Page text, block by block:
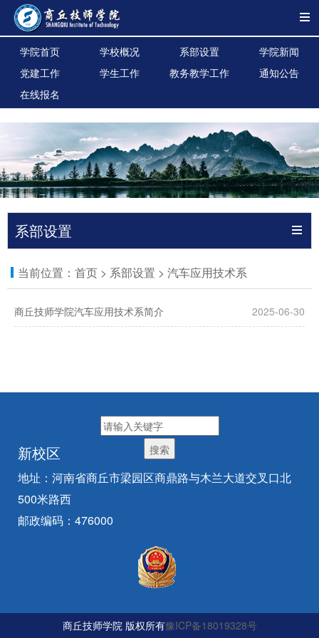
学院首页 学校概况 系部设置
学院新闻
党建工作
学生工作 教务教学工作
通知公告
在线报名
系部设置
当前位置： 首页 > 系部设置 > 汽车应用技术系
商丘技师学院汽车应用技术系简介 2025-06-30
新校区
地址：河南省商丘市梁园区商鼎路与木兰大道交叉口北
500米路西
邮政编码：476000
商丘技师学院 版权所有豫ICP备18019328号